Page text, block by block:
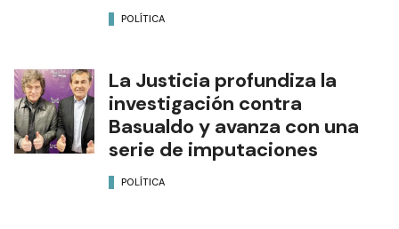
POLÍTICA
La Justicia profundiza la
investigación contra
Basualdo y avanza con una
serie de imputaciones
POLÍTICA